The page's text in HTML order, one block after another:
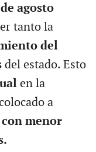
agosto
tanto la
del
del estado. Esto
en la
a
menor